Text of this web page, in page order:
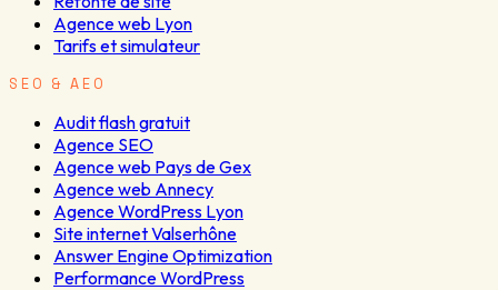
Agence web Lyon
Tarifs et simulateur
SEO & AEO
Audit flash gratuit
Agence SEO
Agence web Pays de Gex
Agence web Annecy
Agence WordPress Lyon
Site internet Valserhône
Answer Engine Optimization
Performance WordPress